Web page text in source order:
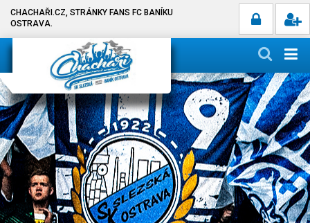
CHACHAŘI.CZ, STRÁNKY FANS FC BANÍKU
OSTRAVA.